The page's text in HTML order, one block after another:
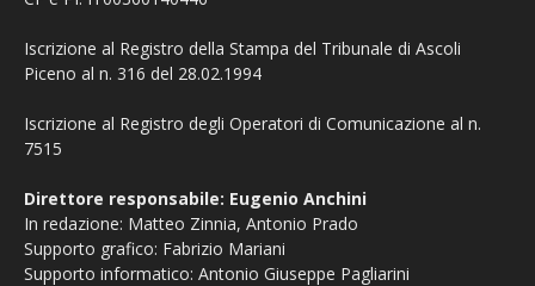
Iscrizione al Registro della Stampa del Tribunale di Ascoli
Piceno al n. 316 del 28.02.1994
Iscrizione al Registro degli Operatori di Comunicazione al n.
7515
Direttore responsabile: Eugenio Anchini
In redazione: Matteo Zinnia, Antonio Prado
Supporto grafico: Fabrizio Mariani
Supporto informatico: Antonio Giuseppe Pagliarini